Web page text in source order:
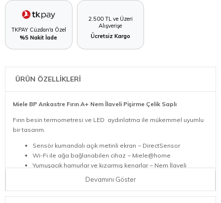
TKPAY Cüzdan'a Özel
%5 Nakit İade
2.500 TL ve Üzeri
Alışverişe
Ücretsiz Kargo
ÜRÜN ÖZELLİKLERİ
Miele BP Ankastre Fırın A+ Nem İlaveli Pişirme Çelik Saplı
Fırın besin termometresi ve LED aydınlatma ile mükemmel uyumlu
bir tasarım.
Sensör kumandalı açık metinli ekran − DirectSensor
Wi-Fi ile ağa bağlanabilen cihaz − Miele@home
Yumuşacık hamurlar ve kızarmış kenarlar − Nem İlaveli
Düşük temizlik ihtiyacı − Piroliz donanımı ve PyroFit
Devamını Göster